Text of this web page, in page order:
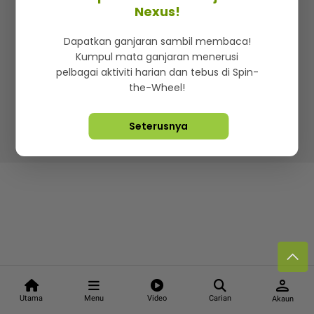
Utama Menu Video Carian
person
Akaun
Iklan di SMG360
Terma & Syarat Dasar Privasi
Lebih hot, viral dan sensasi
Hakcipta Terpelihara ©2026. Star Media Group Berhad
Nexus!
Dapatkan ganjaran sambil membaca!
Kumpul mata ganjaran menerusi
pelbagai aktiviti harian dan tebus di Spin-
the-Wheel!
Seterusnya